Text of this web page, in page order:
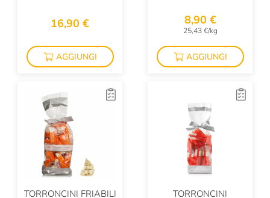
16,90 €
AGGIUNGI
8,90 €
25,43 €/kg
AGGIUNGI
TORRONCINI FRIABILI
TORRONCINI